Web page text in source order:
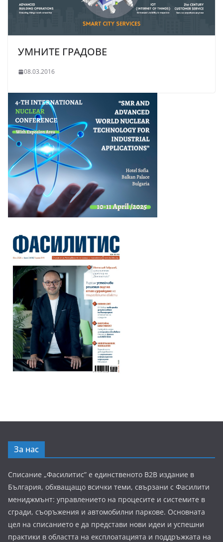
УМНИТЕ ГРАДОВЕ
08.03.2016
За нас
Списание „Фасилитис” е единственото B2B издание в
България, обхващащо всички теми, свързани с Фасилити
мениджмънт: управлението на процесите и системите в
сгради, съоръжения и автомобилни паркове. Основната
цел на списанието е да представи нови идеи и успешни
практики в областта на експлоатацията и поддръжката на